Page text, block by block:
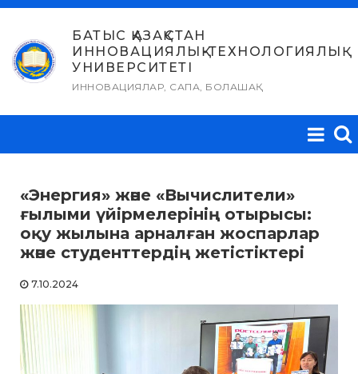
Skip
content
БАТЫС ҚАЗАҚСТАН
ИННОВАЦИЯЛЫҚ-ТЕХНОЛОГИЯЛЫҚ
УНИВЕРСИТЕТІ
ИННОВАЦИЯЛАР, САПА, БОЛАШАҚ
«Энергия» және «Вычислители»
ғылыми үйірмелерінің отырысы:
оқу жылына арналған жоспарлар
және студенттердің жетістіктері
7.10.2024